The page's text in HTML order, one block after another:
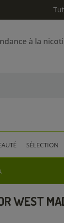
à la
SÉLECTION
WEST